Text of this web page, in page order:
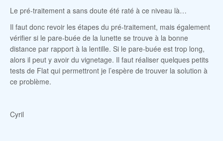
Le pré-traitement a sans doute été raté à ce niveau là…
Il faut donc revoir les étapes du pré-traitement, mais également
vérifier si le pare-buée de la lunette se trouve à la bonne
distance par rapport à la lentille. Si le pare-buée est trop long,
alors il peut y avoir du vignetage. Il faut réaliser quelques petits
tests de Flat qui permettront je l’espère de trouver la solution à
ce problème.
Cyril